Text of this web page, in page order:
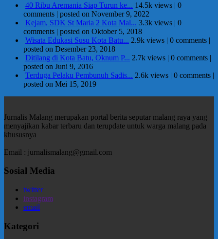
40 Ribu Aremania Siap Turun ke... 14.5k views | 0
comments | posted on November 9, 2022
Kejam, SDK St Maria 2 Kota Mal... 3.3k views | 0
comments | posted on Oktober 5, 2018
Wisata Edukasi Susu Kota Batu... 2.9k views | 0 comments |
posted on Desember 23, 2018
Ditilang di Kota Batu, Oknum P... 2.7k views | 0 comments |
posted on Juni 9, 2016
Terduga Pelaku Pembunuh Sadis... 2.6k views | 0 comments |
posted on Mei 15, 2019
Jurnalis Malang merupakan portal berita seputar malang raya yang
menyajikan kabar terbaru dan terupdate untuk warga malang pada
khususnya
Email : jurnalismalang@gmail.com
Sosial Media
twitter
instagram
email
Kategori